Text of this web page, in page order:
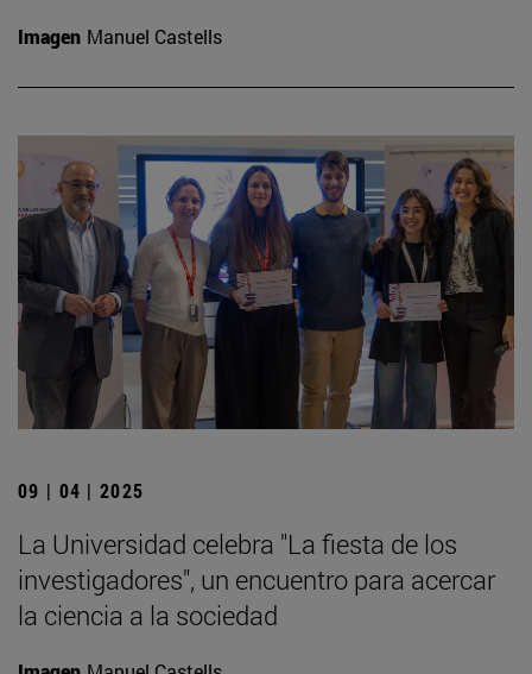
Imagen Manuel Castells
09 | 04 | 2025
La Universidad celebra "La fiesta de los
investigadores", un encuentro para acercar
la ciencia a la sociedad